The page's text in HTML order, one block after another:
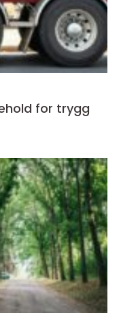
for trygg